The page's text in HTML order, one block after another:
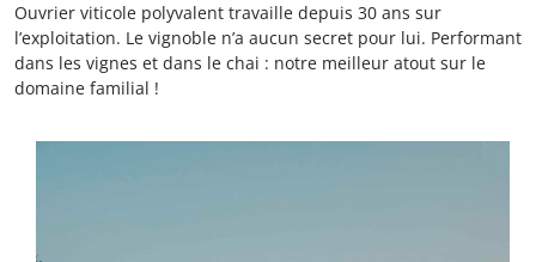
Ouvrier viticole polyvalent travaille depuis 30 ans sur
l’exploitation. Le vignoble n’a aucun secret pour lui. Performant
dans les vignes et dans le chai : notre meilleur atout sur le
domaine familial !